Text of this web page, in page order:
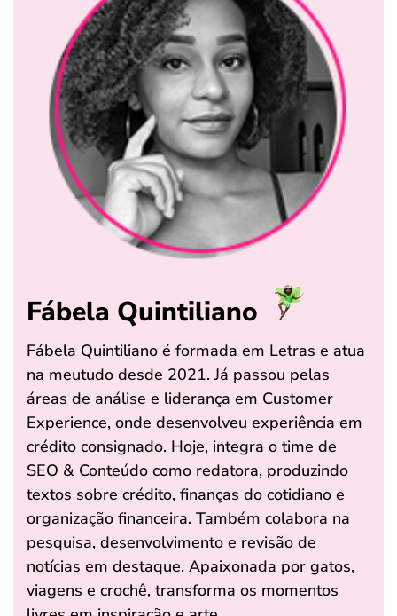
Fábela Quintiliano
Fábela Quintiliano é formada em Letras e atua
na meutudo desde 2021. Já passou pelas
áreas de análise e liderança em Customer
Experience, onde desenvolveu experiência em
crédito consignado. Hoje, integra o time de
SEO & Conteúdo como redatora, produzindo
textos sobre crédito, finanças do cotidiano e
organização financeira. Também colabora na
pesquisa, desenvolvimento e revisão de
notícias em destaque. Apaixonada por gatos,
viagens e crochê, transforma os momentos